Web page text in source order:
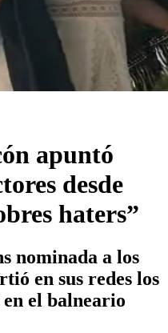
apuntó
desde
haters”
nominada a los
en sus redes los
el balneario